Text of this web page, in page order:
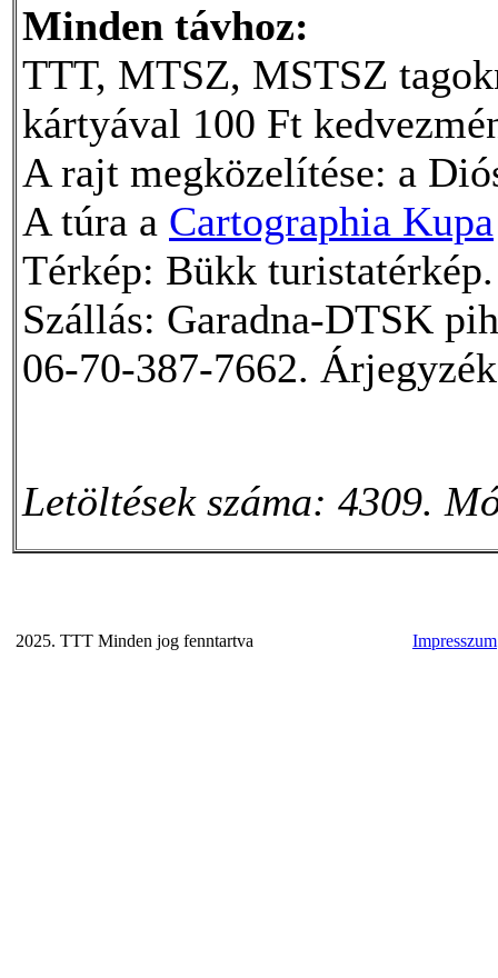
Minden távhoz:
TTT, MTSZ, MSTSZ
kártyával 100 Ft
A rajt megközelítése: a
A túra a Cartographia Kupa
Térkép: Bükk turistatérkép.
Szállás: Garadna-DTSK
06-70-387-7662.
Letöltések száma: 4309.
2025. TTT Minden jog fenntartva Impresszum